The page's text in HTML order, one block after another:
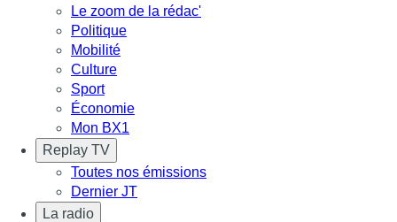
Le zoom de la rédac'
Politique
Mobilité
Culture
Sport
Économie
Mon BX1
Replay TV
Toutes nos émissions
Dernier JT
La radio